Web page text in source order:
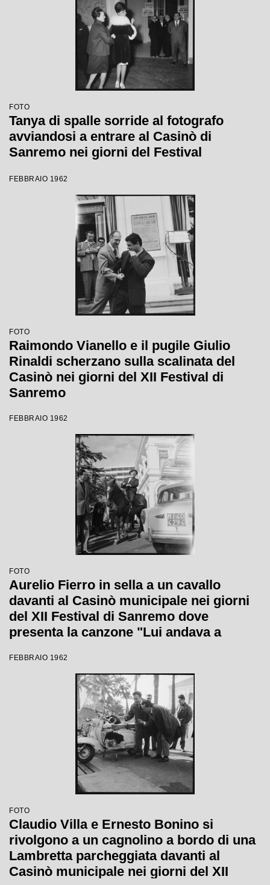
FOTO
Tanya di spalle sorride al fotografo
avviandosi a entrare al Casinò di
Sanremo nei giorni del Festival
FEBBRAIO 1962
FOTO
Raimondo Vianello e il pugile Giulio
Rinaldi scherzano sulla scalinata del
Casinò nei giorni del XII Festival di
Sanremo
FEBBRAIO 1962
FOTO
Aurelio Fierro in sella a un cavallo
davanti al Casinò municipale nei giorni
del XII Festival di Sanremo dove
presenta la canzone "Lui andava a
FEBBRAIO 1962
FOTO
Claudio Villa e Ernesto Bonino si
rivolgono a un cagnolino a bordo di una
Lambretta parcheggiata davanti al
Casinò municipale nei giorni del XII